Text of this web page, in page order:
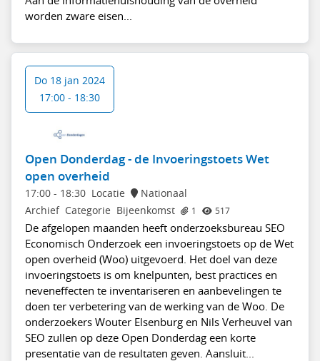
worden zware eisen...
Open Donderdag - de Invoeringstoets Wet
open overheid
17:00- 18:30 Locatie
Nationaal
Archief Categorie Bijeenkomst 1 517
De afgelopen maanden heeft onderzoeksbureau SEO
Economisch Onderzoek een invoeringstoets op de Wet
open overheid (Woo) uitgevoerd. Het doel van deze
invoeringstoets is om knelpunten, best practices en
neveneffecten te inventariseren en aanbevelingen te
doen ter verbetering van de werking van de Woo. De
onderzoekers Wouter Elsenburg en Nils Verheuvel van
SEO zullen op deze Open Donderdag een korte
presentatie van de resultaten geven. Aansluit...
Do 18 jan 2024
17:00 - 18:30